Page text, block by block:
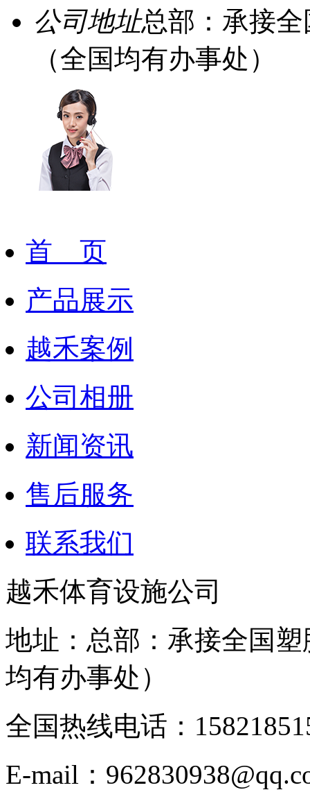
公司地址总部：承接
（全国均有办事处）
首 页
产品展示
越禾案例
公司相册
新闻资讯
售后服务
联系我们
越禾体育设施公司
地址：总部：承接全国
均有办事处）
全国热线电话：
E-mail：